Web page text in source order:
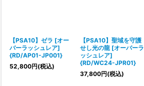
【PSA10】ゼラ [オー
バーラッシュレア]
{RD/AP01-JP001}
52,800円(税込)
【PSA10】聖域を守護
せし光の龍 [オーバーラ
ッシュレア]
{RD/WC24-JPR01}
37,800円(税込)